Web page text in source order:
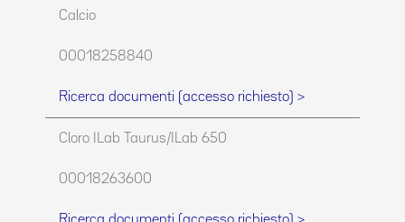
Calcio
00018258840
Ricerca documenti (accesso richiesto) >
Cloro ILab Taurus/ILab 650
00018263600